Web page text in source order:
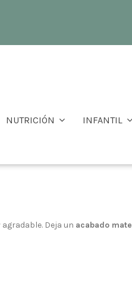
NUTRICIÓN INFANTIL
Deja un acabado mate